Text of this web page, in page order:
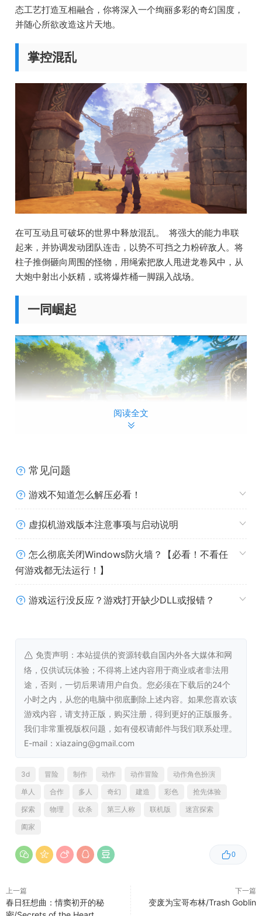
态工艺打造互相融合，你将深入一个绚丽多彩的奇幻国度，
并随心所欲改造这片天地。
掌控混乱
在可互动且可破坏的世界中释放混乱。 将强大的能力串联
起来，并协调发动团队连击，以势不可挡之力粉碎敌人。将
柱子推倒砸向周围的怪物，用绳索把敌人甩进龙卷风中，从
大炮中射出小妖精，或将爆炸桶一脚踢入战场。
一同崛起
每一项技能，与朋友一起变得更强大，并发现新的可游玩角
打造无尽可能
在巨大而古老的神龟“奥丁之壳”召唤你前来复兴这个世界，
在它身上建造你的工坊。 有了可视化物品打造，再也不用
在菜单中等待朋友了。打造种类繁多的武器、装备和强大能
有一天你甚至可以打造新世界……
经营奇幻商店
阅读全文
常见问题
游戏不知道怎么解压必看！
虚拟机游戏版本注意事项与启动说明
怎么彻底关闭Windows防火墙？【必看！不看任
何游戏都无法运行！】
游戏运行没反应？游戏打开缺少DLL或报错？
免责声明：本站提供的资源转载自国内外各大媒体和网
络，仅供试玩体验；不得将上述内容用于商业或者非法用
途，否则，一切后果请用户自负。您必须在下载后的24个
小时之内，从您的电脑中彻底删除上述内容。如果您喜欢该
游戏内容，请支持正版，购买注册，得到更好的正版服务。
我们非常重视版权问题，如有侵权请邮件与我们联系处理。
E-mail：xiazaing@gmail.com
0
3d 冒险 制作 动作 动作冒险
动作角色扮演
单人
合作 多人 奇幻 建造 彩色
抢先体验
探索
物理 砍杀 第三人称 联机版
迷宫探索
阖家
上一篇
春日狂想曲：情窦初开的秘
下一篇
变废为宝哥布林/Trash Goblin